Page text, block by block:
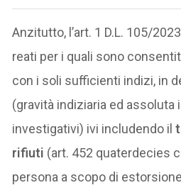
Anzitutto, l’art. 1 D.L. 105/
reati per i quali sono
con i soli sufficienti indizi, in
(gravità indiziaria ed assoluta
investigativi) ivi includendo il
rifiuti (art. 452 quaterdecies
persona a scopo di